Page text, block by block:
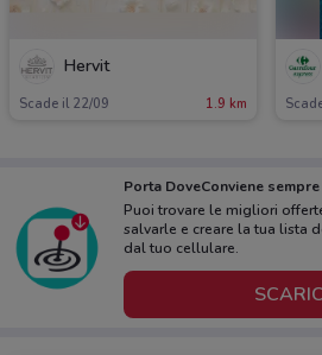
Hervit
Scade il 22/09 1.9 km
Porta DoveConviene
Puoi trovare le migliori
salvarle e creare la tua lista
dal tuo cellulare.